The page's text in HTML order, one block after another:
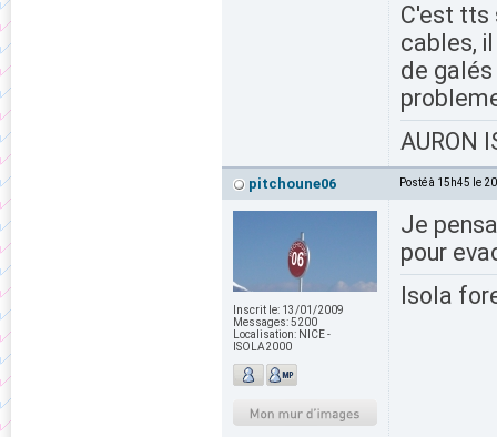
C'est tts
cables,
de
AURON
pitchoune06 Posté à 15h45 le
Inscrit le: 13/01/2009
Messages:5200
Localisation: NICE -
ISOLA2000
Je
pour
Isola